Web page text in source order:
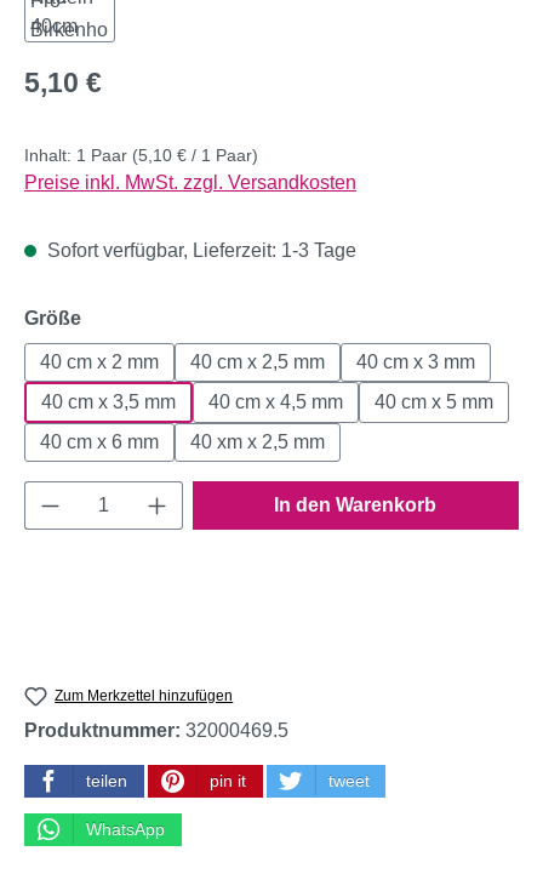
Regulärer Preis:
5,10 €
Inhalt: 1 Paar (5,10 € / 1 Paar)
Preise inkl. MwSt. zzgl. Versandkosten
Sofort verfügbar, Lieferzeit: 1-3 Tage
Größeauswählen
40 cm x 2 mm 40 cm x 2,5 mm
40 cm x 3 mm
40 cm x 3,5 mm
40 cm x 4,5 mm
40 cm x 5 mm
40 cm x 6 mm
40 xm x 2,5 mm
Produkt Anzahl: Gib den gewünschten
In den Warenkorb
Zum Merkzettel hinzufügen
Produktnummer: 32000469.5
teilen pin it tweet
WhatsApp